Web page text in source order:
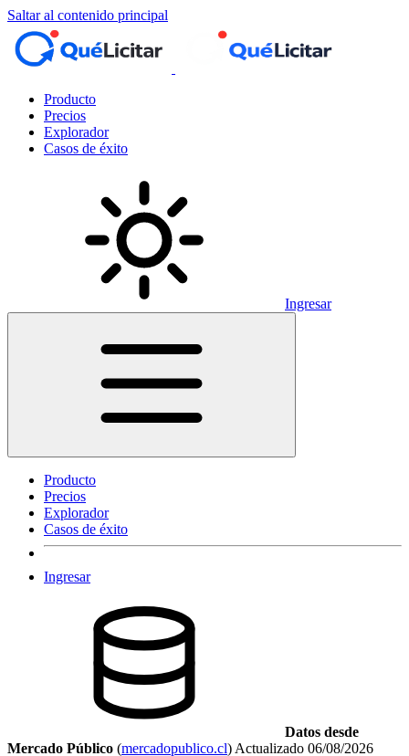
Saltar al contenido principal
Producto
Precios
Explorador
Casos de éxito
Ingresar
Producto
Precios
Explorador
Casos de éxito
Ingresar
Datos desde
Mercado Público (mercadopublico.cl) Actualizado 06/08/2026